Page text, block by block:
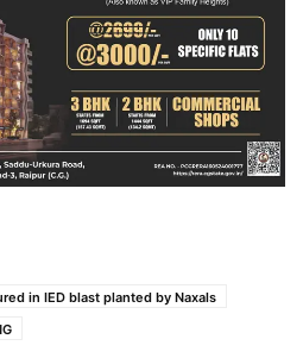
in IED blast planted by Naxals